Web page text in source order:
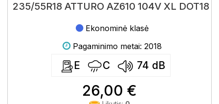
235/55R18 ATTURO AZ610 104V XL DOT18
Ekonominė klasė
Pagaminimo metai: 2018
E C 74 dB
26,00 €